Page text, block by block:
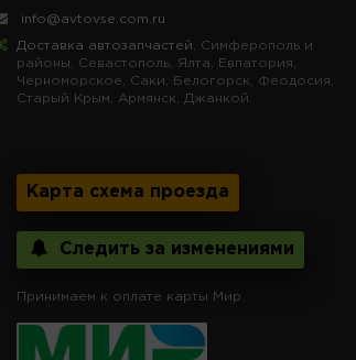
info@avtovse.com.ru
Доставка автозапчастей , Симферополь и
районы, Севастополь, Ялта, Евпатория,
Черноморское, Саки, Белогорск, Феодосия,
Старый Крым, Армянск, Джанкой.
Карта схема проезда
Следить за изменениями
Принимаем к оплате карты Мир.